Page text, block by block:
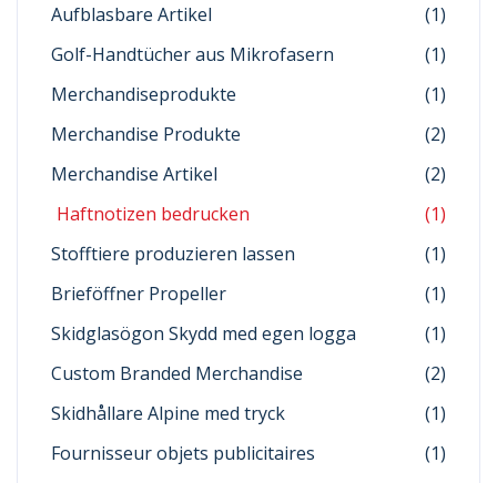
Aufblasbare Artikel
(1)
Golf-Handtücher aus Mikrofasern
(1)
Merchandiseprodukte
(1)
Merchandise Produkte
(2)
Merchandise Artikel
(2)
Haftnotizen bedrucken
(1)
Stofftiere produzieren lassen
(1)
Brieföffner Propeller
(1)
Skidglasögon Skydd med egen logga
(1)
Custom Branded Merchandise
(2)
Skidhållare Alpine med tryck
(1)
Fournisseur objets publicitaires
(1)